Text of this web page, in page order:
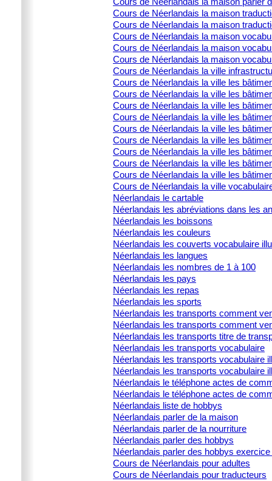
Cours de Néerlandais la maison
Cours de Néerlandais la maison
Cours de Néerlandais la maison
Cours de Néerlandais la maison
Cours de Néerlandais la maison
Cours de Néerlandais la ville
Cours de Néerlandais la ville les
Cours de Néerlandais la ville les
Cours de Néerlandais la ville les
Cours de Néerlandais la ville les
Cours de Néerlandais la ville les
Cours de Néerlandais la ville les
Cours de Néerlandais la ville les
Cours de Néerlandais la ville les
Cours de Néerlandais la ville les
Cours de Néerlandais la ville
Néerlandais le cartable
Néerlandais les abréviations dans les
Néerlandais les boissons
Néerlandais les couleurs
Néerlandais les couverts vocabulaire
Néerlandais les langues
Néerlandais les nombres de 1 à 100
Néerlandais les pays
Néerlandais les repas
Néerlandais les sports
Néerlandais les transports comment
Néerlandais les transports comment
Néerlandais les transports titre de
Néerlandais les transports vocabulaire
Néerlandais les transports vocabulaire
Néerlandais les transports vocabulaire
Néerlandais le téléphone actes de
Néerlandais le téléphone actes de
Néerlandais liste de hobbys
Néerlandais parler de la maison
Néerlandais parler de la nourriture
Néerlandais parler des hobbys
Néerlandais parler des hobbys
Cours de Néerlandais pour adultes
Cours de Néerlandais pour traducteurs